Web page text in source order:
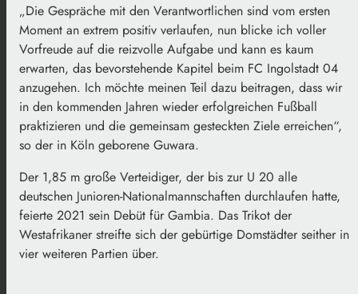
„Die Gespräche mit den Verantwortlichen sind vom ersten
Moment an extrem positiv verlaufen, nun blicke ich voller
Vorfreude auf die reizvolle Aufgabe und kann es kaum
erwarten, das bevorstehende Kapitel beim FC Ingolstadt 04
anzugehen. Ich möchte meinen Teil dazu beitragen, dass wir
in den kommenden Jahren wieder erfolgreichen Fußball
praktizieren und die gemeinsam gesteckten Ziele erreichen“,
so der in Köln geborene Guwara.
Der 1,85 m große Verteidiger, der bis zur U 20 alle
deutschen Junioren-Nationalmannschaften durchlaufen hatte,
feierte 2021 sein Debüt für Gambia. Das Trikot der
Westafrikaner streifte sich der gebürtige Domstädter seither in
vier weiteren Partien über.